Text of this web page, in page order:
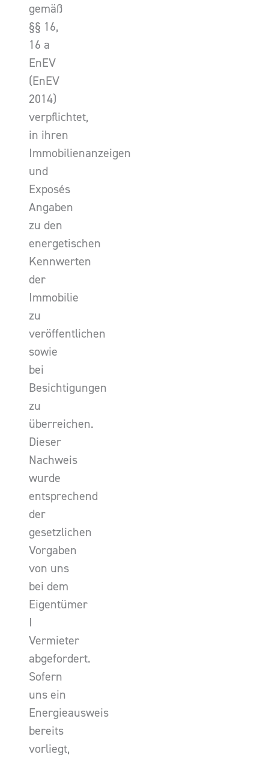
gemäß
§§ 16,
16 a
EnEV
(EnEV
2014)
verpflichtet,
in ihren
Immobilienanzeigen
und
Exposés
Angaben
zu den
energetischen
Kennwerten
der
Immobilie
zu
veröffentlichen
sowie
bei
Besichtigungen
zu
überreichen.
Dieser
Nachweis
wurde
entsprechend
der
gesetzlichen
Vorgaben
von uns
bei dem
Eigentümer
I
Vermieter
abgefordert.
Sofern
uns ein
Energieausweis
bereits
vorliegt,